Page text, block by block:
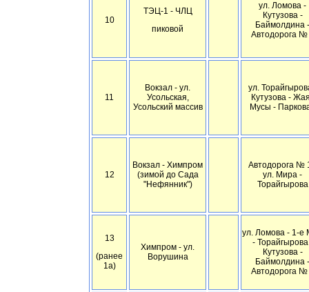
10
ТЭЦ-1 - ЧЛЦ
пиковой
ул. Ломова -
Кутузова -
Баймолдина -
Автодорога №
11
Вокзал - ул.
Усольская,
Усольский массив
ул.
Кутузова -
Мусы -
12
Вокзал - Химпром
(зимой до Сада
"Нефянник")
Автодорога №
ул. Мира -
Торайгырова
13
(ранее
1а)
Химпром - ул.
Ворушина
ул. Ломова - 1-е
-
Кутузова -
Баймолдина -
Автодорога №